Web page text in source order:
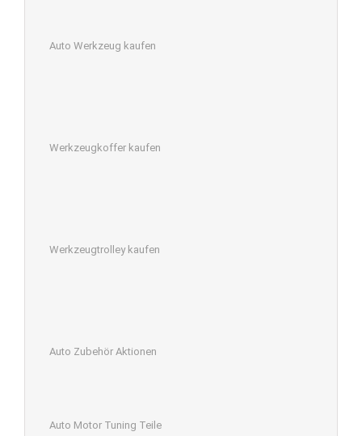
Auto Werkzeug kaufen
Werkzeugkoffer kaufen
Werkzeugtrolley kaufen
Auto Zubehör Aktionen
Auto Motor Tuning Teile